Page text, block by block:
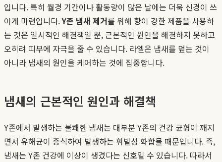
입니다. 특히 월경 기간이나 활동량이 많은 날에는 더욱 신경이 쓰
이게 마련입니다.Y존 냄새 제거를 위해 향이 강한 제품을 사용하
는 것은 일시적인 해결책일 뿐, 근본적인 원인을 해결하지 못하고
오히려 피부에 자극을 줄 수 있습니다. 라엘은 냄새를 덮는 것이
아니라 냄새의 원인을 케어하는 것에 집중합니다.
냄새의 근본적인 원인과 해결책
Y존에서 발생하는 불쾌한 냄새는 대부분 Y존의 건강 균형이 깨지
면서 유해균이 증식하여 발생하는 휘발성 화합물 때문입니다. 즉,
냄새는 Y존 건강에 이상이 생겼다는 신호일 수 있습니다. 따라서